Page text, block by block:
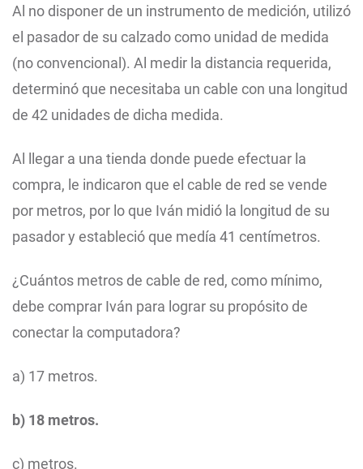
Al no disponer de un instrumento de medición, utilizó
el pasador de su calzado como unidad de medida
(no convencional). Al medir la distancia requerida,
determinó que necesitaba un cable con una longitud
de 42 unidades de dicha medida.
Al llegar a una tienda donde puede efectuar la
compra, le indicaron que el cable de red se vende
por metros, por lo que Iván midió la longitud de su
pasador y estableció que medía 41 centímetros.
¿Cuántos metros de cable de red, como mínimo,
debe comprar Iván para lograr su propósito de
conectar la computadora?
a) 17 metros.
b) 18 metros.
c) metros.